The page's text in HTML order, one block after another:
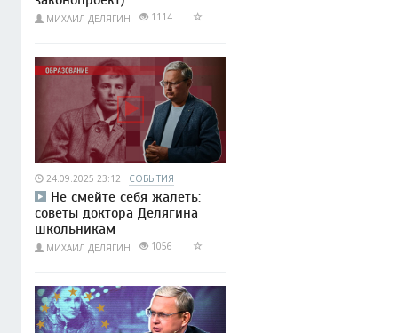
МИХАИЛ ДЕЛЯГИН 1114
24.09.2025 23:12 СОБЫТИЯ
Не смейте себя жалеть:
советы доктора Делягина
школьникам
МИХАИЛ ДЕЛЯГИН 1056